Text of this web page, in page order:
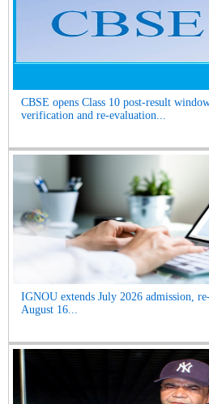
CBSE opens Class 10 post-result
verification and re-evaluation...
IGNOU extends July 2026 admission,
August 16...